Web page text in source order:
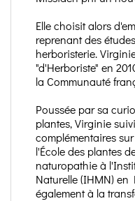
Elle choisit alors
reprenant des
herboristerie.
"d'Herboriste" en
la Communauté
Poussée par sa
plantes, Virginie
complémentaires
l'École des plantes
naturopathie à
Naturelle (IHMN) en
également à la